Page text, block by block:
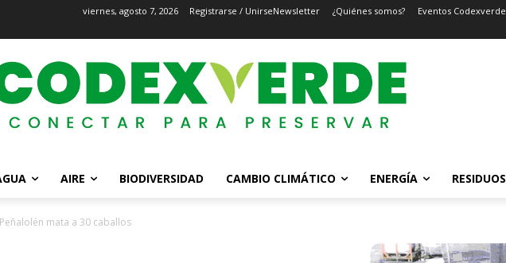
viernes, agosto 7, 2026 Registrarse / UnirseNewsletter ¿Quiénes somos? Eventos Codexverde
AIRE BIODIVERSIDAD CAMBIO CLIMÁTICO ENERGÍA RESIDUOS
mata a 30 caballos